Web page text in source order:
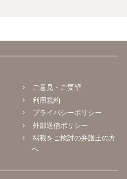
ご意見・ご要望
利用規約
プライバシーポリシー
外部送信ポリシー
掲載をご検討の弁護士の方
へ